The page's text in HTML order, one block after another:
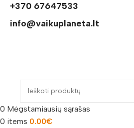
+370 67647533
info@vaikuplaneta.lt
0 Mėgstamiausių sąrašas
0 items 0.00€